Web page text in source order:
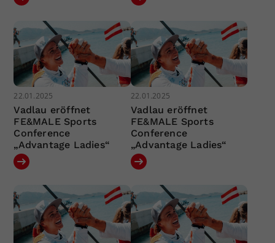
22.01.2025
Vadlau eröffnet
FE&MALE Sports
Conference
„Advantage Ladies“
22.01.2025
Vadlau eröffnet
FE&MALE Sports
Conference
„Advantage Ladies“